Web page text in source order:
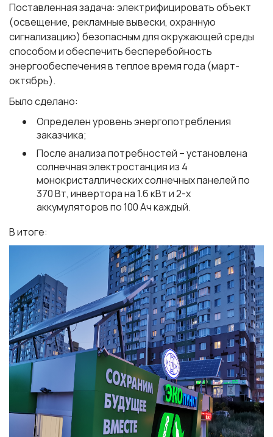
Поставленная задача: электрифицировать объект
(освещение, рекламные вывески, охранную
сигнализацию) безопасным для окружающей среды
способом и обеспечить бесперебойность
энергообеспечения в теплое время года (март-
октябрь).
Было сделано:
Определен уровень энергопотребления
заказчика;
После анализа потребностей – установлена
солнечная электростанция из 4
монокристаллических солнечных панелей по
370 Вт, инвертора на 1.6 кВт и 2-х
аккумуляторов по 100 Ач каждый.
В итоге: